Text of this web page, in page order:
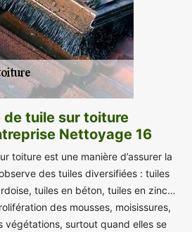
tuile sur toiture
Nettoyage 16
toiture est une manière d’assurer la
des tuiles diversifiées : tuiles
tuiles en béton, tuiles en zinc…
des mousses, moisissures,
végétations, surtout quand elles se